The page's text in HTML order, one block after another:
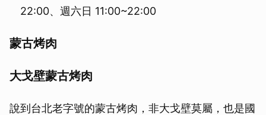
22:00、週六日 11:00~22:00
蒙古烤肉
大戈壁蒙古烤肉
說到台北老字號的蒙古烤肉，非大戈壁莫屬，也是國